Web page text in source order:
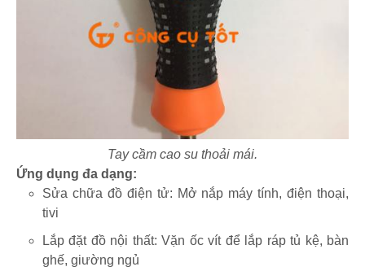
Tay cầm cao su thoải mái.
Ứng dụng đa dạng:
Sửa chữa đồ điện tử: Mở nắp máy tính, điện thoại,
tivi
Lắp đặt đồ nội thất: Vặn ốc vít để lắp ráp tủ kệ, bàn
ghế, giường ngủ